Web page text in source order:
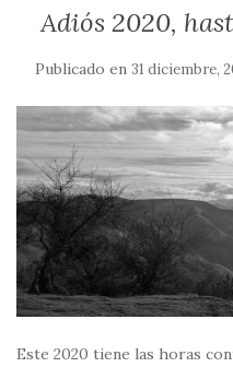
Adiós 2020,
Publicado en 31 diciembre,
Este 2020 tiene las horas